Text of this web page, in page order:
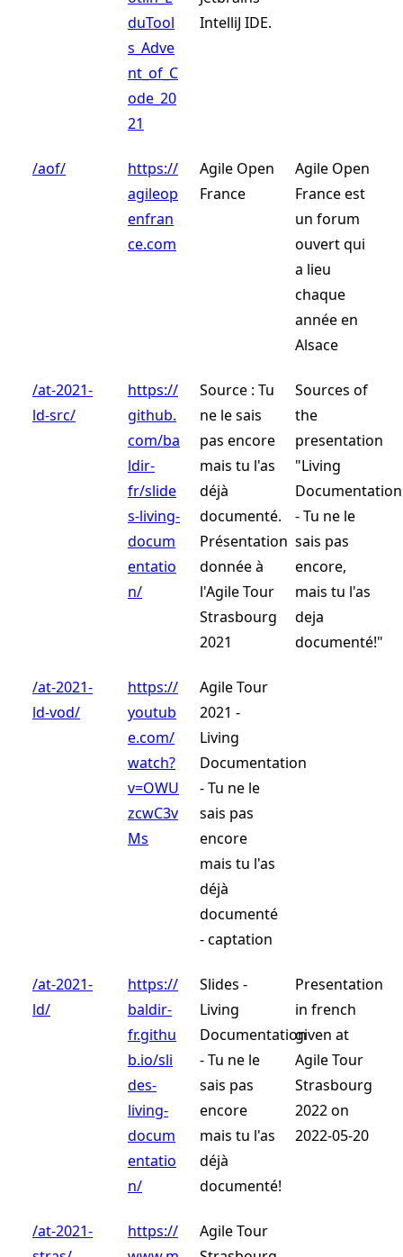
duTool
s_Adve
nt_of_C
ode_20
21
IntelliJ IDE.
/aof/
https://
agileop
enfran
ce.com
Agile Open
France
Agile Open
France est
un forum
ouvert qui
a lieu
chaque
année en
Alsace
/at-2021-
ld-src/
https://
github.
com/ba
ldir-
fr/slide
s-living-
docum
entatio
n/
Source : Tu
ne le sais
pas encore
mais tu l'as
déjà
documenté.
Présentation
donnée à
l'Agile Tour
Strasbourg
2021
Sources of
the
presentation
"Living
Documentation
- Tu ne le
sais pas
encore,
mais tu l'as
deja
documenté!"
/at-2021-
ld-vod/
https://
youtub
e.com/
watch?
v=OWU
zcwC3v
Ms
Agile Tour
2021 -
Living
Documentation
- Tu ne le
sais pas
encore
mais tu l'as
déjà
documenté
- captation
/at-2021-
ld/
https://
baldir-
fr.githu
b.io/sli
des-
living-
docum
entatio
n/
Slides -
Living
Documentation
- Tu ne le
sais pas
encore
mais tu l'as
déjà
documenté!
Presentation
in french
given at
Agile Tour
Strasbourg
2022 on
2022-05-20
/at-2021-
https://
Agile Tour